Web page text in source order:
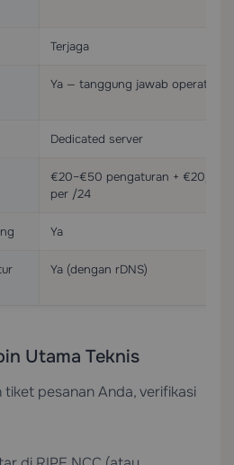
Terjaga
Ya — tanggung jawab operator
Dedicated server
€20–€50 pengaturan + €20/
per /24
Ya
Ya (dengan rDNS)
Utama Teknis
tiket pesanan Anda, verifikasi